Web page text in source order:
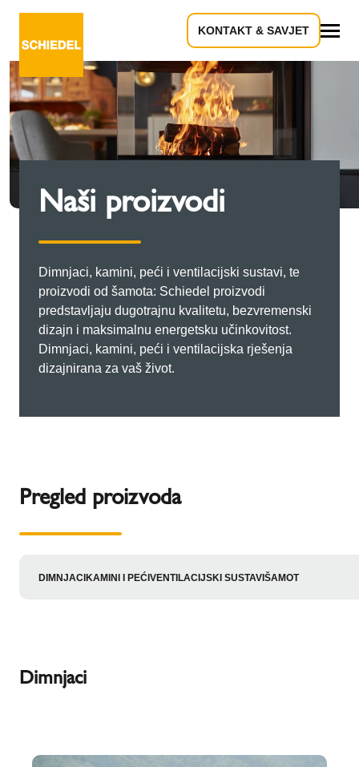
KONTAKT & SAVJET
Naši proizvodi
Dimnjaci, kamini, peći i ventilacijski sustavi, te
proizvodi od šamota: Schiedel proizvodi
predstavljaju dugotrajnu kvalitetu, bezvremenski
dizajn i maksimalnu energetsku učinkovitost.
Dimnjaci, kamini, peći i ventilacijska rješenja
dizajnirana za vaš život.
Pregled proizvoda
DIMNJACI KAMINI I PEĆI VENTILACIJSKI SUSTAVI ŠAMOT
Dimnjaci